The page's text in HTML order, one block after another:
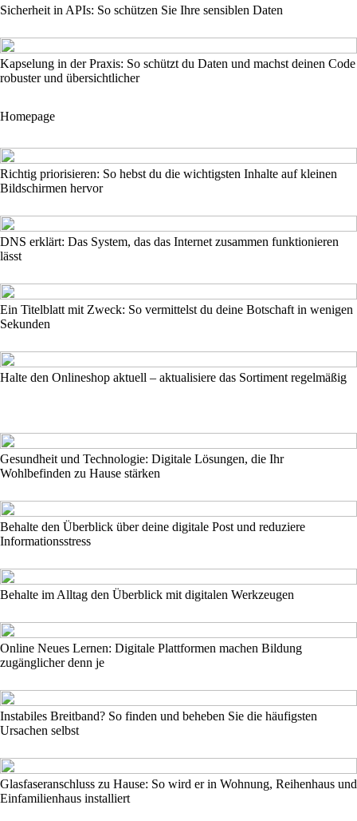
Sicherheit in APIs: So schützen Sie Ihre sensiblen Daten
Kapselung in der Praxis: So schützt du Daten und machst deinen Code
robuster und übersichtlicher
Homepage
Richtig priorisieren: So hebst du die wichtigsten Inhalte auf kleinen
Bildschirmen hervor
DNS erklärt: Das System, das das Internet zusammen funktionieren
lässt
Ein Titelblatt mit Zweck: So vermittelst du deine Botschaft in wenigen
Sekunden
Halte den Onlineshop aktuell – aktualisiere das Sortiment regelmäßig
Gesundheit und Technologie: Digitale Lösungen, die Ihr
Wohlbefinden zu Hause stärken
Behalte den Überblick über deine digitale Post und reduziere
Informationsstress
Behalte im Alltag den Überblick mit digitalen Werkzeugen
Online Neues Lernen: Digitale Plattformen machen Bildung
zugänglicher denn je
Instabiles Breitband? So finden und beheben Sie die häufigsten
Ursachen selbst
Glasfaseranschluss zu Hause: So wird er in Wohnung, Reihenhaus und
Einfamilienhaus installiert